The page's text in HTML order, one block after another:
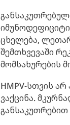
ცხელება,
შემთხვევაში
მომსახურების
HMPV-სთვის
ვაქცინა.
განსაკუთრებით